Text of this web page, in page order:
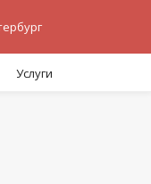
Услуги